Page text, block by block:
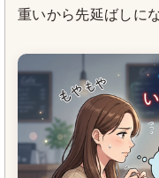
重いから先延ばしにな